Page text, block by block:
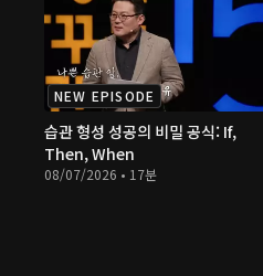
NEW EPISODE
습관 형성 성공의 비밀 공식: If,
Then, When
08/07/2026 • 17분